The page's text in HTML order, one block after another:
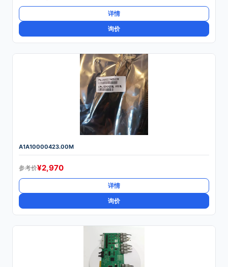
详情
询价
A1A10000423.00M
参考价¥2,970
详情
询价